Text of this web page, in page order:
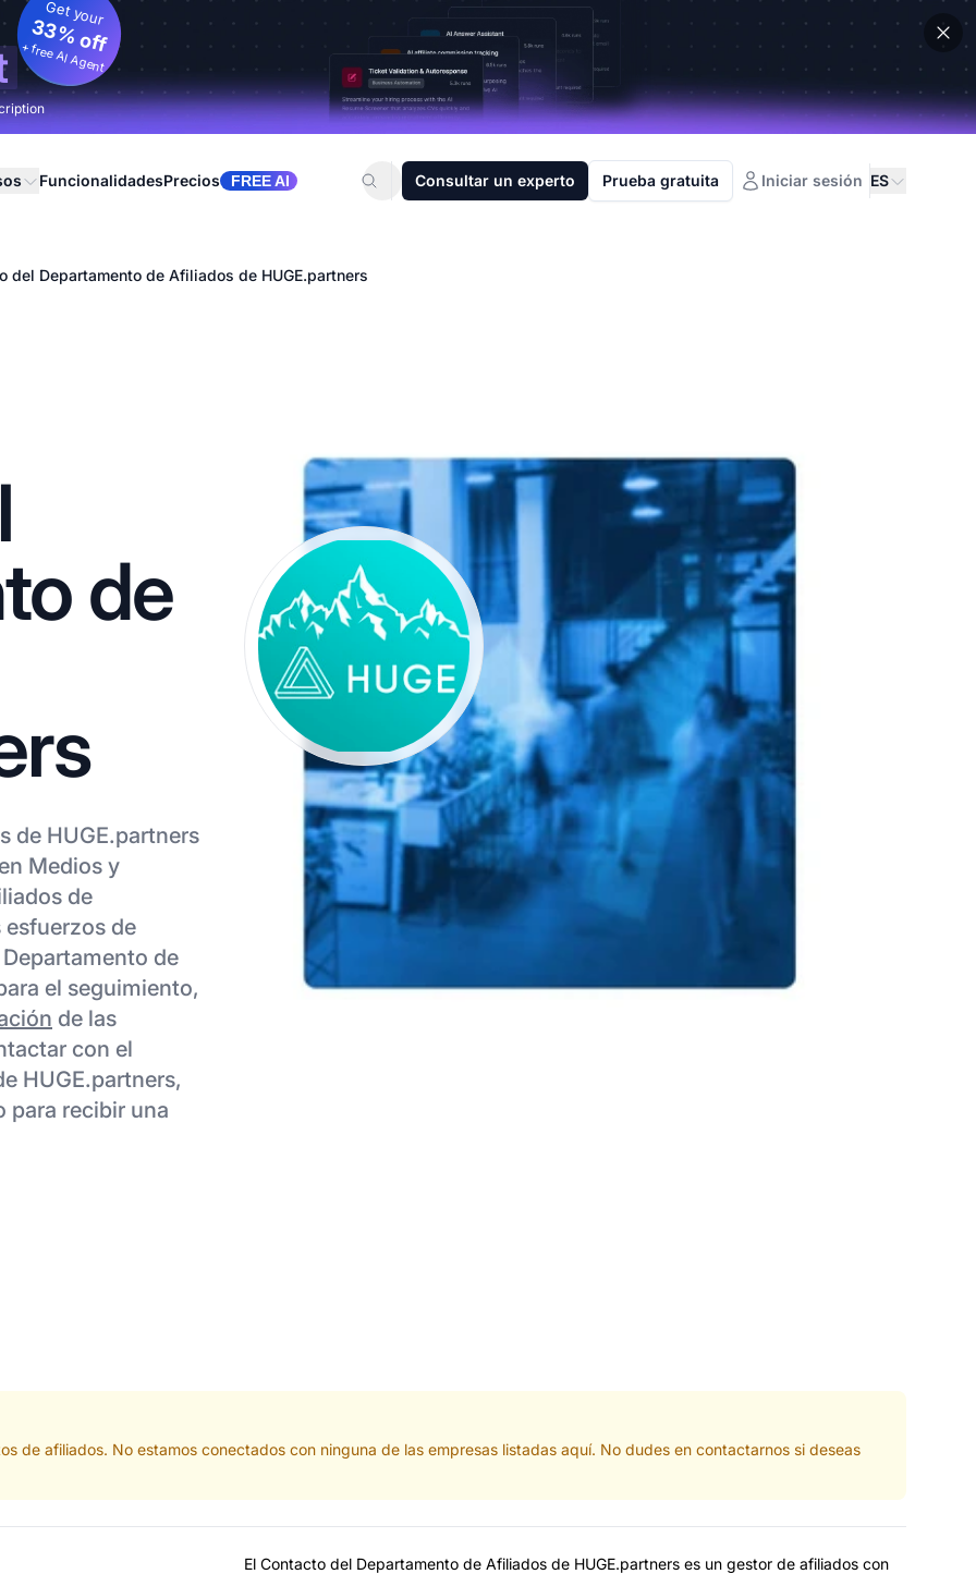
Get your
33% off
+ free AI Agent
FuncionalidadesPrecios FREE AI Consultar un experto Prueba gratuita Iniciar sesión ES
del Departamento de Afiliados de HUGE.partners
de
de HUGE.partners
Medios y
de
de
de
el seguimiento,
de las
con el
HUGE.partners,
para recibir una
de afiliados. No estamos conectados con ninguna de las empresas listadas aquí. No dudes en contactarnos si deseas
El Contacto del Departamento de Afiliados de HUGE.partners es un gestor de afiliados con